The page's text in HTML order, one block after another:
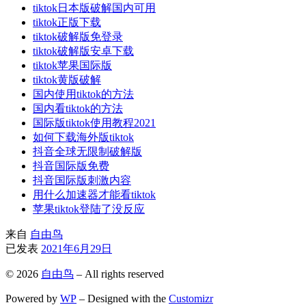
tiktok日本版破解国内可用
tiktok正版下载
tiktok破解版免登录
tiktok破解版安卓下载
tiktok苹果国际版
tiktok黄版破解
国内使用tiktok的方法
国内看tiktok的方法
国际版tiktok使用教程2021
如何下载海外版tiktok
抖音全球无限制破解版
抖音国际版免费
抖音国际版刺激内容
用什么加速器才能看tiktok
苹果tiktok登陆了没反应
来自 自由鸟
已发表 2021年6月29日
© 2026 自由鸟 – All rights reserved
Powered by WP – Designed with the Customizr